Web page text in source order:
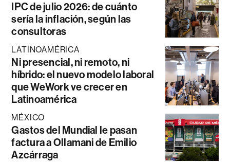
IPC de julio 2026: de cuánto
sería la inflación, según las
consultoras
LATINOAMÉRICA
Ni presencial, ni remoto, ni
híbrido: el nuevo modelo laboral
que WeWork ve crecer en
Latinoamérica
MÉXICO
Gastos del Mundial le pasan
factura a Ollamani de Emilio
Azcárraga